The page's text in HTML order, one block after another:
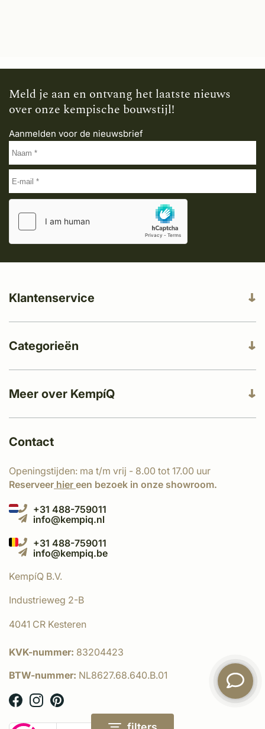
Meld je aan en ontvang het laatste nieuws
over onze kempische bouwstijl!
Aanmelden voor de nieuwsbrief
Meer over KempíQ
Klantenservice
Categorieën
Contact
Openingstijden: ma t/m vrij - 8.00 tot 17.00 uur
Reserveer hier een bezoek in onze showroom.
+31 488-759011
info@kempiq.nl
+31 488-759011
info@kempiq.be
KempíQ B.V.
Industrieweg 2-B
4041 CR Kesteren
KVK-nummer: 83204423
BTW-nummer: NL8627.68.640.B.01